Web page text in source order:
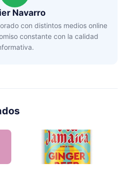
Navarro
con distintos medios online
constante con la calidad